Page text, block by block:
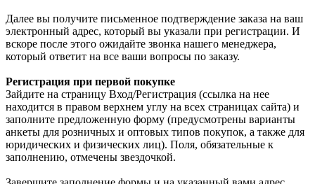
Далее вы получите письменное подтверждение заказа на ваш
электронный адрес, который вы указали при регистрации. И
вскоре после этого ожидайте звонка нашего менеджера,
который ответит на все ваши вопросы по заказу.
Регистрация при первой покупке
Зайдите на страницу Вход/Регистрация (ссылка на нее
находится в правом верхнем углу на всех страницах сайта) и
заполните предложенную форму (предусмотрены варианты
анкеты для розничных и оптовых типов покупок, а также для
юридических и физических лиц). Поля, обязательные к
заполнению, отмечены звездочкой.